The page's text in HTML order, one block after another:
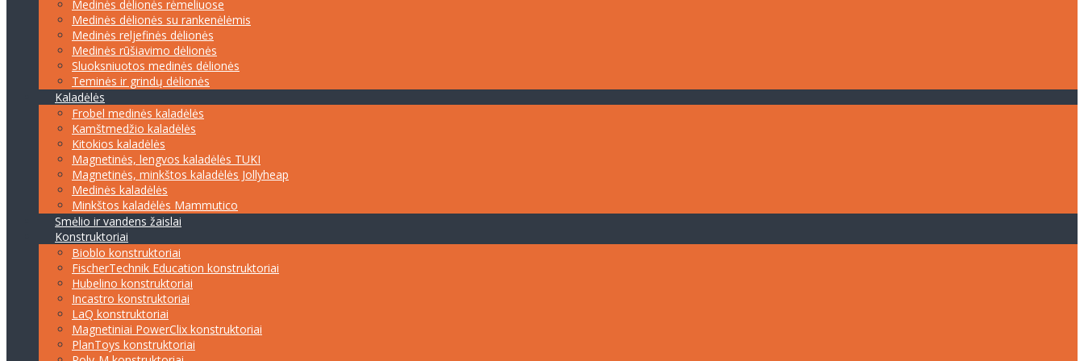
Medinės dėlionės rėmeliuose
Medinės dėlionės su rankenėlėmis
Medinės reljefinės dėlionės
Medinės rūšiavimo dėlionės
Sluoksniuotos medinės dėlionės
Teminės ir grindų dėlionės
Kaladėlės
Frobel medinės kaladėlės
Kamštmedžio kaladėlės
Kitokios kaladėlės
Magnetinės, lengvos kaladėlės TUKI
Magnetinės, minkštos kaladėlės Jollyheap
Medinės kaladėlės
Minkštos kaladėlės Mammutico
Smėlio ir vandens žaislai
Konstruktoriai
Bioblo konstruktoriai
FischerTechnik Education konstruktoriai
Hubelino konstruktoriai
Incastro konstruktoriai
LaQ konstruktoriai
Magnetiniai PowerClix konstruktoriai
PlanToys konstruktoriai